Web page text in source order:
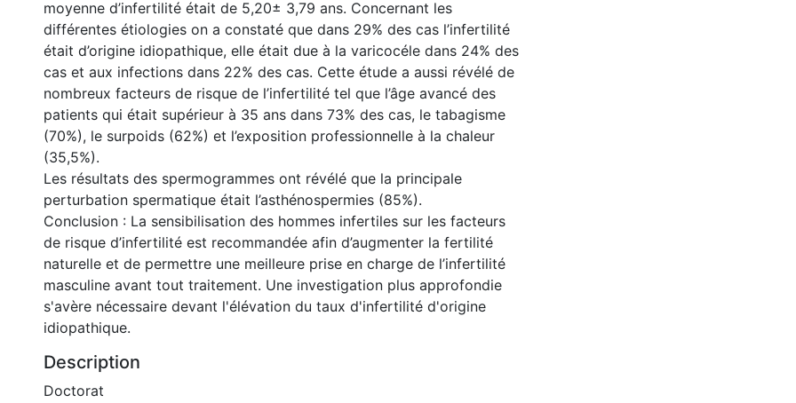
moyenne d’infertilité était de 5,20± 3,79 ans. Concernant les
différentes étiologies on a constaté que dans 29% des cas l’infertilité
était d’origine idiopathique, elle était due à la varicocéle dans 24% des
cas et aux infections dans 22% des cas. Cette étude a aussi révélé de
nombreux facteurs de risque de l’infertilité tel que l’âge avancé des
patients qui était supérieur à 35 ans dans 73% des cas, le tabagisme
(70%), le surpoids (62%) et l’exposition professionnelle à la chaleur
(35,5%).
Les résultats des spermogrammes ont révélé que la principale
perturbation spermatique était l’asthénospermies (85%).
Conclusion : La sensibilisation des hommes infertiles sur les facteurs
de risque d’infertilité est recommandée afin d’augmenter la fertilité
naturelle et de permettre une meilleure prise en charge de l’infertilité
masculine avant tout traitement. Une investigation plus approfondie
s'avère nécessaire devant l'élévation du taux d'infertilité d'origine
idiopathique.
Description
Doctorat